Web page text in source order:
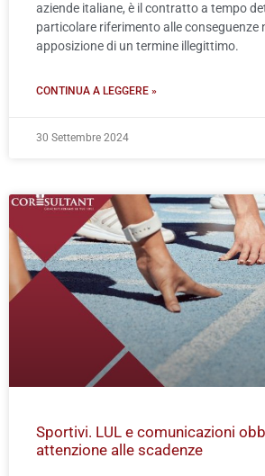
aziende italiane, è il contratto a tempo
particolare riferimento alle conseguenze
apposizione di un termine illegittimo.
CONTINUA A LEGGERE »
30 Settembre 2024
Sportivi. LUL e comunicazioni
attenzione alle scadenze